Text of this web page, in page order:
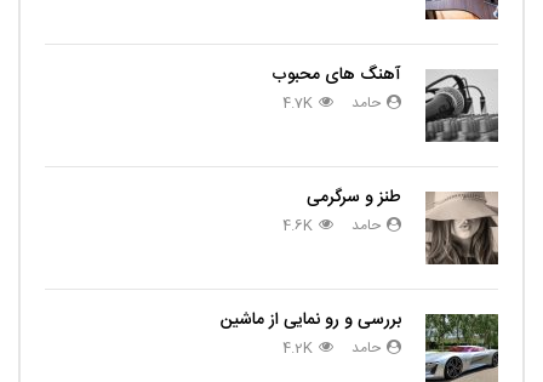
آهنگ های محبوب
حامد 4.7K
طنز و سرگرمی
حامد 4.6K
بررسی و رو نمایی از ماشین
حامد 4.2K